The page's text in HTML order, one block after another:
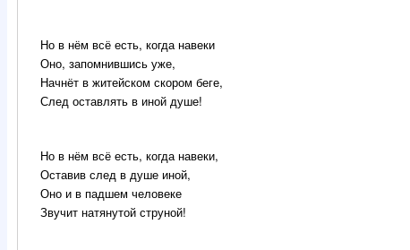
Но в нём всё есть, когда навеки
Оно, запомнившись уже,
Начнёт в житейском скором беге,
След оставлять в иной душе!
Но в нём всё есть, когда навеки,
Оставив след в душе иной,
Оно и в падшем человеке
Звучит натянутой струной!